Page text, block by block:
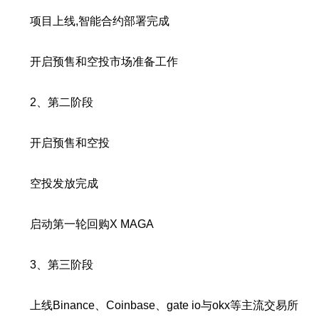
项目上线,智能合约部署完成
开启预售和空投市场准备工作
2、第二阶段
开启预售和空投
空投发放完成
启动第一轮回购X MAGA
3、第三阶段
上线Binance、Coinbase、gate io与okx等主流交易所